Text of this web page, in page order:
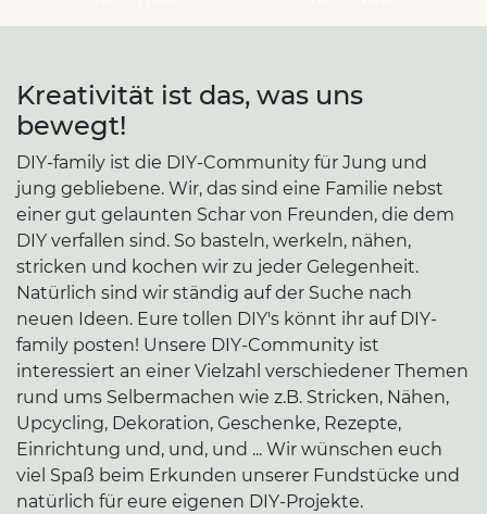
Kreativität ist das, was uns
bewegt!
DIY-family ist die DIY-Community für Jung und
jung gebliebene. Wir, das sind eine Familie nebst
einer gut gelaunten Schar von Freunden, die dem
DIY verfallen sind. So basteln, werkeln, nähen,
stricken und kochen wir zu jeder Gelegenheit.
Natürlich sind wir ständig auf der Suche nach
neuen Ideen. Eure tollen DIY's könnt ihr auf DIY-
family posten! Unsere DIY-Community ist
interessiert an einer Vielzahl verschiedener Themen
rund ums Selbermachen wie z.B. Stricken, Nähen,
Upcycling, Dekoration, Geschenke, Rezepte,
Einrichtung und, und, und ... Wir wünschen euch
viel Spaß beim Erkunden unserer Fundstücke und
natürlich für eure eigenen DIY-Projekte.